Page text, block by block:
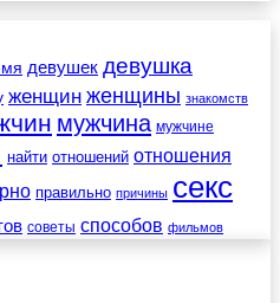
девушек девушка
женщин женщины знакомств
мужчина мужчине
найти отношений отношения
правильно причины секс
советы способов фильмов